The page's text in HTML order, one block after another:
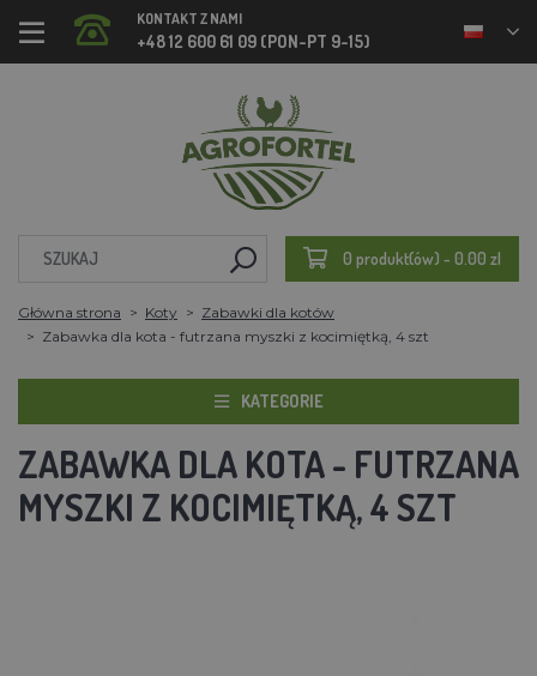
KONTAKT Z NAMI
+48 12 600 61 09 (PON-PT 9-15)
0 produkt(ów) - 0.00 zl
Główna strona Koty
Zabawki dla kotów
Zabawka dla kota - futrzana myszki z kocimiętką, 4 szt
KATEGORIE
ZABAWKA DLA KOTA - FUTRZANA
MYSZKI Z KOCIMIĘTKĄ, 4 SZT